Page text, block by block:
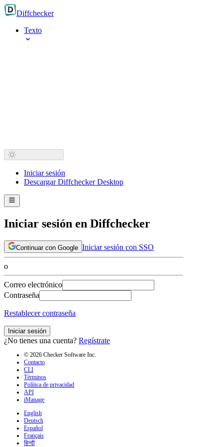
Diffchecker
Texto
Iniciar sesión
Descargar Diffchecker Desktop
Iniciar sesión en Diffchecker
Continuar con Google Iniciar sesión con SSO
o
Correo electrónico
Contraseña
Restablecer contraseña
Iniciar sesión
¿No tienes una cuenta? Regístrate
© 2026 Checker Software Inc.
Contacto
CLI
Términos
Política de privacidad
API
iManage
English
Deutsch
Español
Français
हिन्दी